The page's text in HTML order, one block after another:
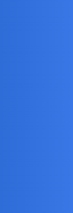
wycieniłbym taki
się z
posesję.